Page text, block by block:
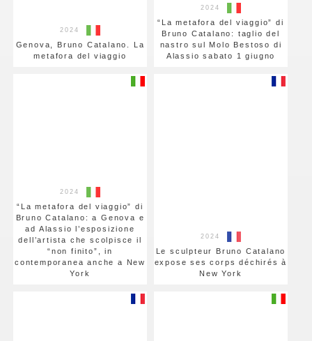
2024
Genova, Bruno Catalano. La
metafora del viaggio
2024
“La metafora del viaggio” di
Bruno Catalano: taglio del
nastro sul Molo Bestoso di
Alassio sabato 1 giugno
2024
“La metafora del viaggio” di
Bruno Catalano: a Genova e
ad Alassio l’esposizione
dell’artista che scolpisce il
“non finito”, in
contemporanea anche a New
York
2024
Le sculpteur Bruno Catalano
expose ses corps déchirés à
New York